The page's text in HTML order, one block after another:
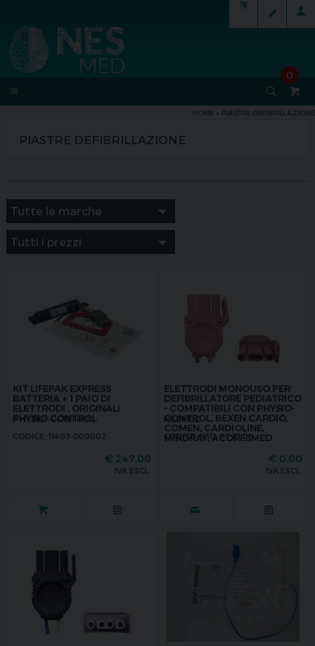
0
HOME PIASTRE DEFIBRILLAZIONE
PIASTRE DEFIBRILLAZIONE
KIT LIFEPAK EXPRESS
BATTERIA + 1 PAIO DI
ELETTRODI , ORIGINALI
PHYSIO CONTROL
PHYSIO-CONTROL
CODICE: 11403-000002
€ 247,00
IVA ESCL.
ELETTRODI MONOUSO PER
DEFIBRILLATORE PEDIATRICO
- COMPATIBILI CON PHYSIO-
CONTROL, BEXEN CARDIO,
COMEN, CARDIOLINE,
MINDRAY, ACORESMED
NESMED
CODICE: NSD-87.111.06
€ 0,00
IVA ESCL.